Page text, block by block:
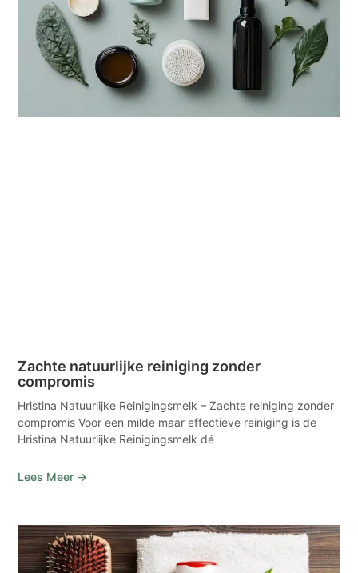
Zachte natuurlijke reiniging zonder
compromis
Hristina Natuurlijke Reinigingsmelk – Zachte reiniging zonder
compromis Voor een milde maar effectieve reiniging is de
Hristina Natuurlijke Reinigingsmelk dé
Lees Meer →